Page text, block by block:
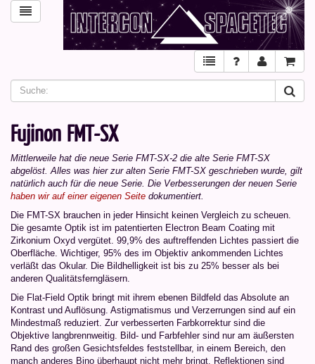
Fujinon FMT-SX
Mittlerweile hat die neue Serie FMT-SX-2 die alte Serie FMT-SX
abgelöst. Alles was hier zur alten Serie FMT-SX geschrieben wurde, gilt
natürlich auch für die neue Serie. Die Verbesserungen der neuen Serie
haben wir auf einer eigenen Seite dokumentiert.
Die FMT-SX brauchen in jeder Hinsicht keinen Vergleich zu scheuen.
Die gesamte Optik ist im patentierten Electron Beam Coating mit
Zirkonium Oxyd vergütet. 99,9% des auftreffenden Lichtes passiert die
Oberfläche. Wichtiger, 95% des im Objektiv ankommenden Lichtes
verläßt das Okular. Die Bildhelligkeit ist bis zu 25% besser als bei
anderen Qualitätsferngläsern.
Die Flat-Field Optik bringt mit ihrem ebenen Bildfeld das Absolute an
Kontrast und Auflösung. Astigmatismus und Verzerrungen sind auf ein
Mindestmaß reduziert. Zur verbesserten Farbkorrektur sind die
Objektive langbrennweitig. Bild- und Farbfehler sind nur am äußersten
Rand des großen Gesichtsfeldes feststellbar, in einem Bereich, den
manch anderes Bino überhaupt nicht mehr bringt. Reflektionen sind